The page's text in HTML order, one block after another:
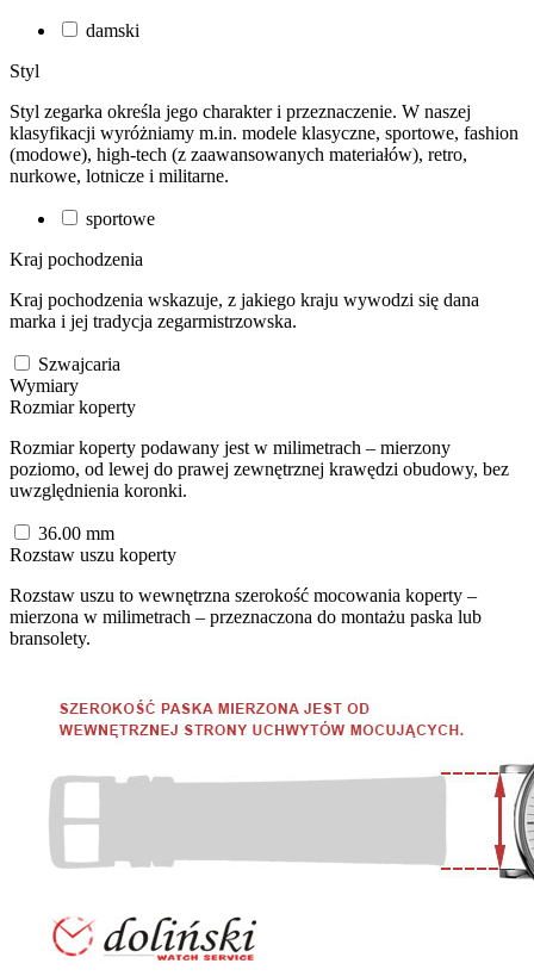
damski
Styl
Styl zegarka określa jego charakter i przeznaczenie. W naszej
klasyfikacji wyróżniamy m.in. modele klasyczne, sportowe, fashion
(modowe), high-tech (z zaawansowanych materiałów), retro,
nurkowe, lotnicze i militarne.
sportowe
Kraj pochodzenia
Kraj pochodzenia wskazuje, z jakiego kraju wywodzi się dana
marka i jej tradycja zegarmistrzowska.
Szwajcaria
Wymiary
Rozmiar koperty
Rozmiar koperty podawany jest w milimetrach – mierzony
poziomo, od lewej do prawej zewnętrznej krawędzi obudowy, bez
uwzględnienia koronki.
36.00 mm
Rozstaw uszu koperty
Rozstaw uszu to wewnętrzna szerokość mocowania koperty –
mierzona w milimetrach – przeznaczona do montażu paska lub
bransolety.